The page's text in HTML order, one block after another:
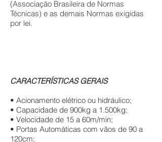
(Associação Brasileira de Normas
Técnicas) e as demais Normas exigidas
por lei.
CARACTERÍSTICAS GERAIS
• Acionamento elétrico ou hidráulico;
• Capacidade de 900kg a 1.500kg;
• Velocidade de 15 a 60m/min;
• Portas Automáticas com vãos de 90 a
120cm;